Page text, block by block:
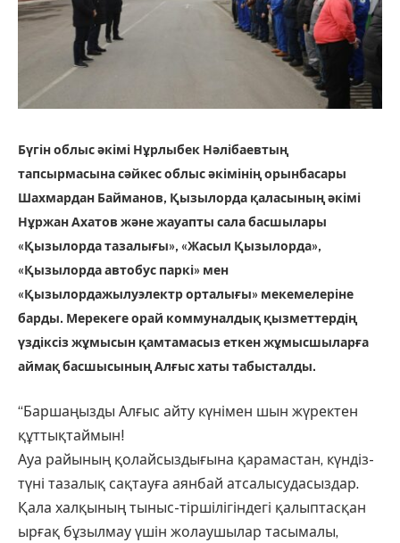
Бүгін облыс әкімі Нұрлыбек Нәлібаевтың
тапсырмасына сәйкес облыс әкімінің орынбасары
Шахмардан Байманов, Қызылорда қаласының әкімі
Нұржан Ахатов және жауапты сала басшылары
«Қызылорда тазалығы», «Жасыл Қызылорда»,
«Қызылорда автобус паркі» мен
«Қызылордажылуэлектр орталығы» мекемелеріне
барды. Мерекеге орай коммуналдық қызметтердің
үздіксіз жұмысын қамтамасыз еткен жұмысшыларға
аймақ басшысының Алғыс хаты табысталды.
“Баршаңызды Алғыс айту күнімен шын жүректен
құттықтаймын!
Ауа райының қолайсыздығына қарамастан, күндіз-
түні тазалық сақтауға аянбай атсалысудасыздар.
Қала халқының тыныс-тіршілігіндегі қалыптасқан
ырғақ бұзылмау үшін жолаушылар тасымалы,